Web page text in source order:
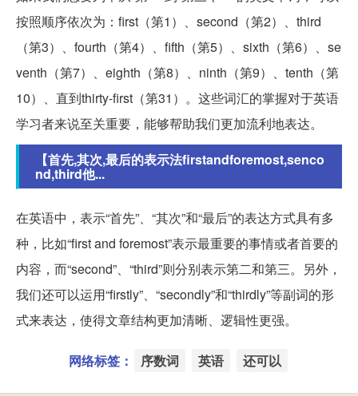
按照顺序依次为：first（第1）、second（第2）、third
（第3）、fourth（第4）、fifth（第5）、sixth（第6）、se
venth（第7）、eighth（第8）、ninth（第9）、tenth（第
10）、直到thirty-first（第31）。这些词汇的掌握对于英语
学习者来说至关重要，能够帮助我们更加流利地表达。
【首先,其次,最后的表示法firstandforemost,senco
nd,third他...
在英语中，表示“首先”、“其次”和“最后”的表达方式具有多
种，比如“first and foremost”表示最重要的事情或者首要的
内容，而“second”、“third”则分别表示第二和第三。另外，
我们还可以运用“firstly”、“secondly”和“thirdly”等副词的形
式来表达，使得文章结构更加清晰、逻辑性更强。
网络标签： 序数词 英语 还可以